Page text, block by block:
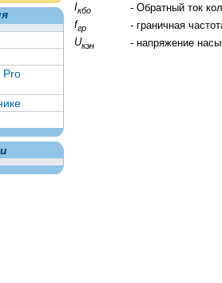
Pro
Iкбо
- Обратный ток
fгр
- граничная
Uкэн - напряжение